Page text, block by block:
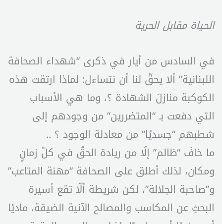
الحياة مقابل الحرية
في السادس من أيار في ذكرى “شهداء الصحافة
اللبنانية” ألا يحقّ لنا أن نتساءل: لماذا ارتقت هذه
الكوكبة منازلَ الشهادة ؟، وما هي الأسباب
التي دفعت بـ “المتضررين” من وجودهم إلى
شطبهم “جسديًا” من معادلة الوجود ؟ ..
ما خافَ “ظالم” إلّا من ريادة الحقّ في كلّ زمانٍ
ومكان، لذلك أطلق على الصحافة “مهنة المتاعب”
و”صاحبة الجلالة”، لكن شريطة ألّا تقع أسيرة
البحثِ عن المكاسب والمصالح الآنية الضيقة، ماديًا